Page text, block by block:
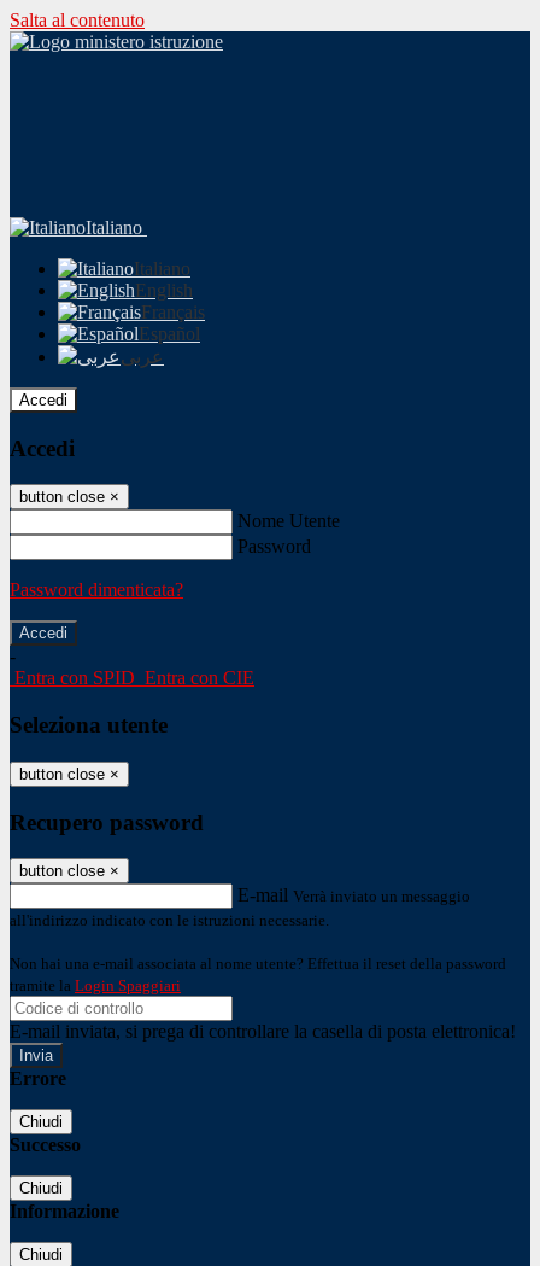
Salta al contenuto
Italiano
Italiano
English
Français
Español
عربى
Accedi
Accedi
button close ×
Nome Utente
Password
Password dimenticata?
-
Entra con SPID Entra con CIE
Seleziona utente
button close ×
Recupero password
button close ×
E-mail Verrà inviato un messaggio
all'indirizzo indicato con le istruzioni necessarie.
Non hai una e-mail associata al nome utente? Effettua il reset della password
tramite la Login Spaggiari
E-mail inviata, si prega di controllare la casella di posta elettronica!
Errore
Chiudi
Successo
Chiudi
Informazione
Chiudi